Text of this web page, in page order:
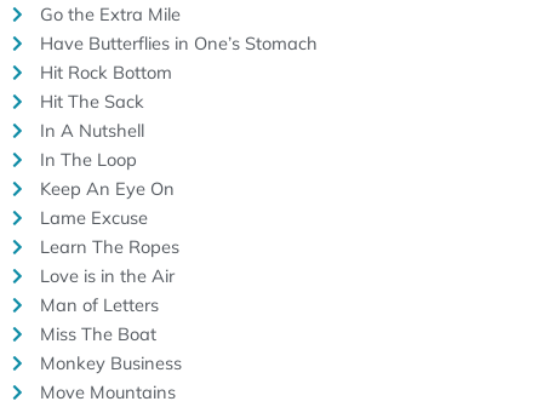
Go the Extra Mile
Have Butterflies in One’s Stomach
Hit Rock Bottom
Hit The Sack
In A Nutshell
In The Loop
Keep An Eye On
Lame Excuse
Learn The Ropes
Love is in the Air
Man of Letters
Miss The Boat
Monkey Business
Move Mountains